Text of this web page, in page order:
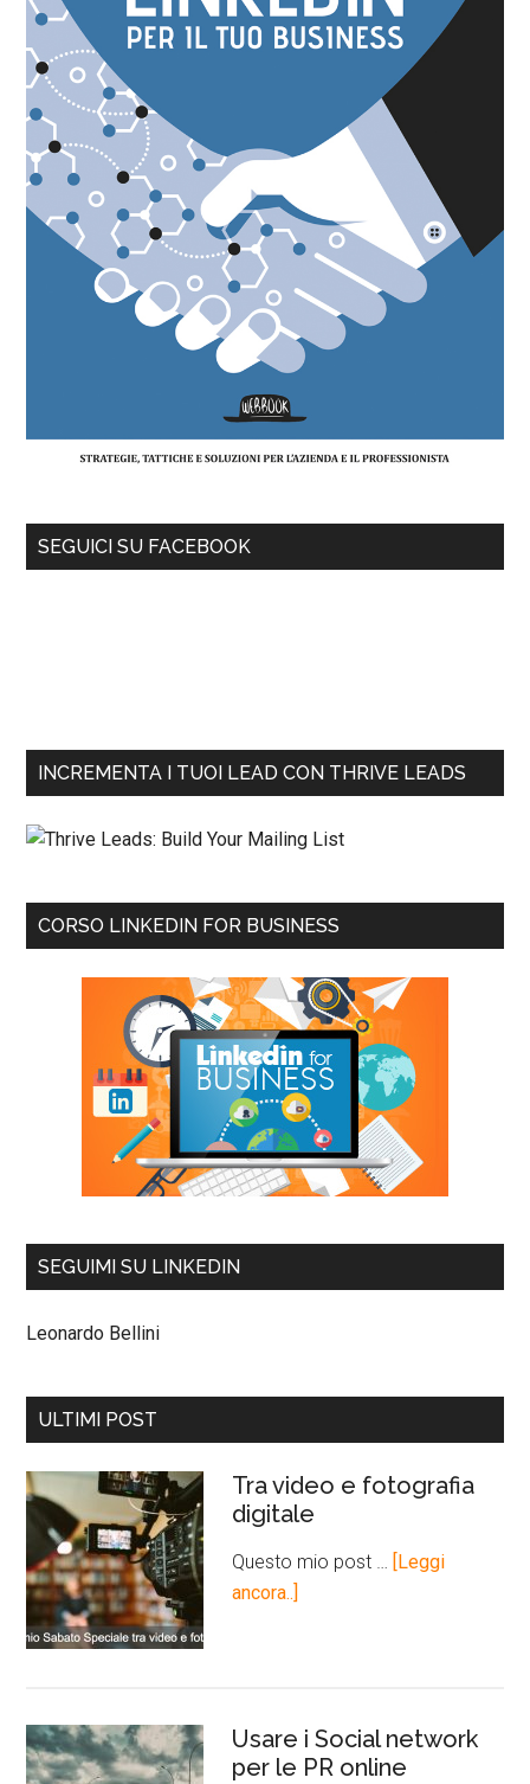
SEGUICI SU FACEBOOK
INCREMENTA I TUOI LEAD CON THRIVE LEADS
CORSO LINKEDIN FOR BUSINESS
SEGUIMI SU LINKEDIN
Leonardo Bellini
ULTIMI POST
Tra video e fotografia
digitale
Questo mio post …
[Leggi
ancora..]
Usare i Social network
per le PR online